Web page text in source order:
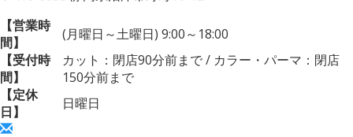
【営業時
間】
(月曜日～土曜日) 9:00～18:00
【受付時
間】
カット：閉店90分前まで / カラー・パーマ：閉店
150分前まで
【定休
日】
日曜日